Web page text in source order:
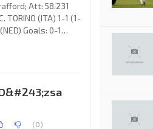
Att: 58.231
TORINO (ITA) 1-1 (1-
Goals: 0-1
Bailey, Mike
F.C. (coach:
(0)